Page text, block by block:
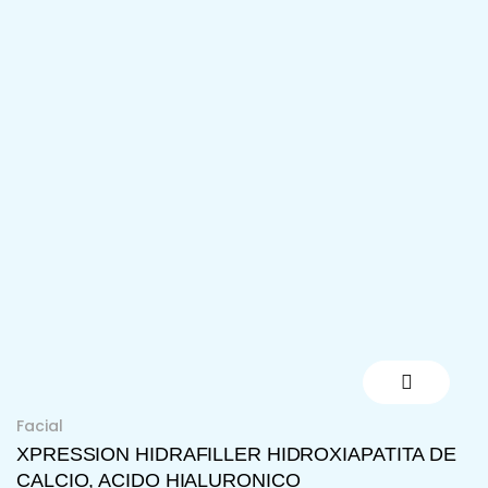
Facial
XPRESSION HIDRAFILLER HIDROXIAPATITA DE
CALCIO, ACIDO HIALURONICO